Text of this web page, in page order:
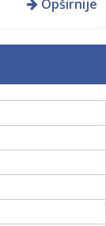
Opširnije